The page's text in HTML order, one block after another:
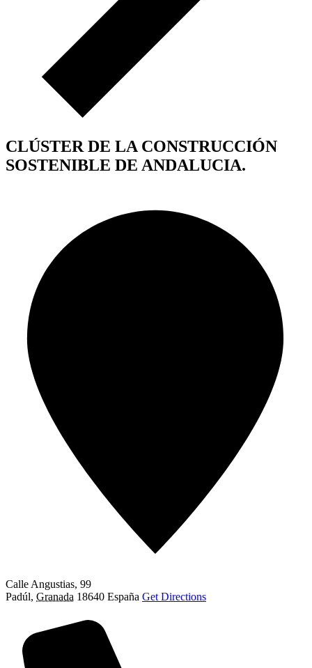
CLÚSTER DE LA CONSTRUCCIÓN
SOSTENIBLE DE ANDALUCIA.
Calle Angustias, 99
Padúl, Granada 18640 España Get Directions